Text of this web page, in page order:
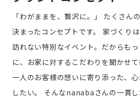
「わがままを、贅沢に。」
たくさん
決まったコンセプトです。
家づくり
訪れない特別なイベント。だからも
に、お家に対するこだわりを聞かせて
一人のお客様の想いに寄り添った、
したい。
そんなnanabaさんの一貫